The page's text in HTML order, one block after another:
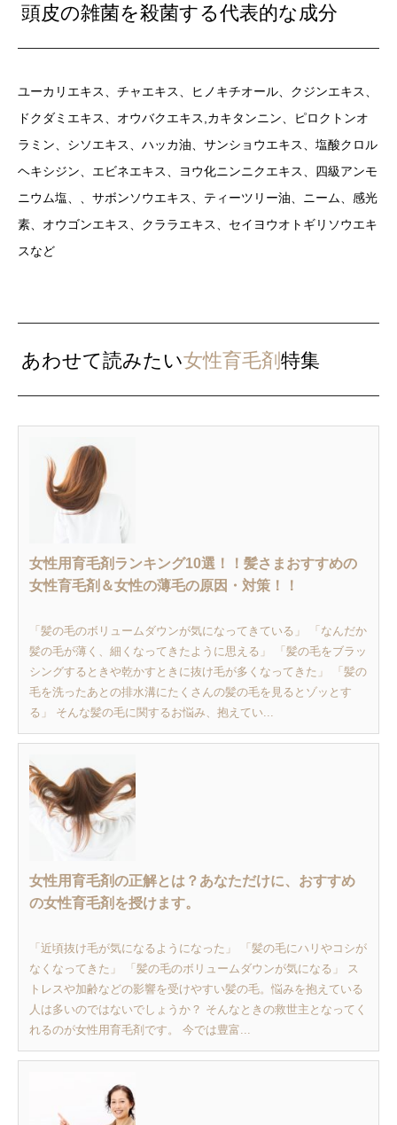
頭皮の雑菌を殺菌する代表的な成分
ユーカリエキス、チャエキス、ヒノキチオール、クジンエキス、
ドクダミエキス、オウバクエキス,カキタンニン、ピロクトンオ
ラミン、シソエキス、ハッカ油、サンショウエキス、塩酸クロル
ヘキシジン、エビネエキス、ヨウ化ニンニクエキス、四級アンモ
ニウム塩、、サボンソウエキス、ティーツリー油、ニーム、感光
素、オウゴンエキス、クララエキス、セイヨウオトギリソウエキ
スなど
あわせて読みたい女性育毛剤特集
女性用育毛剤ランキング10選！！髪さまおすすめの
女性育毛剤＆女性の薄毛の原因・対策！！
「髪の毛のボリュームダウンが気になってきている」 「なんだか
髪の毛が薄く、細くなってきたように思える」 「髪の毛をブラッ
シングするときや乾かすときに抜け毛が多くなってきた」 「髪の
毛を洗ったあとの排水溝にたくさんの髪の毛を見るとゾッとす
る」 そんな髪の毛に関するお悩み、抱えてい...
女性用育毛剤の正解とは？あなただけに、おすすめ
の女性育毛剤を授けます。
「近頃抜け毛が気になるようになった」 「髪の毛にハリやコシが
なくなってきた」 「髪の毛のボリュームダウンが気になる」 ス
トレスや加齢などの影響を受けやすい髪の毛。悩みを抱えている
人は多いのではないでしょうか？ そんなときの救世主となってく
れるのが女性用育毛剤です。 今では豊富...